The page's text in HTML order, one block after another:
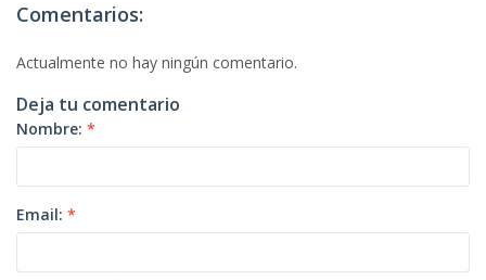
Comentarios:
Actualmente no hay ningún comentario.
Deja tu comentario
Nombre: *
Email: *